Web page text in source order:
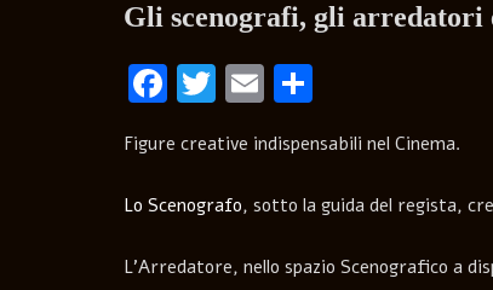
Gli scenografi, gli arredatori
Facebook
Twitter
Email
Figure creative indispensabili nel Cinema.
Lo Scenografo, sotto la guida del regista,
L’Arredatore, nello spazio Scenografico a